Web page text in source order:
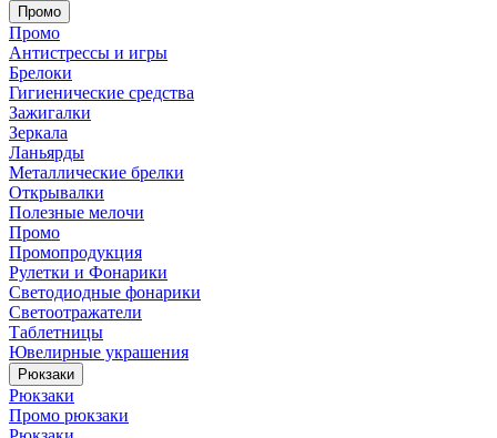
Промо
Промо
Антистрессы и игры
Брелоки
Гигиенические средства
Зажигалки
Зеркала
Ланьярды
Металлические брелки
Открывалки
Полезные мелочи
Промо
Промопродукция
Рулетки и Фонарики
Светодиодные фонарики
Светоотражатели
Таблетницы
Ювелирные украшения
Рюкзаки
Рюкзаки
Промо рюкзаки